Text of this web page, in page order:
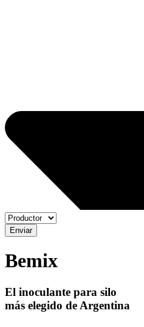
Enviar
Bemix
El inoculante para silo
más elegido de Argentina